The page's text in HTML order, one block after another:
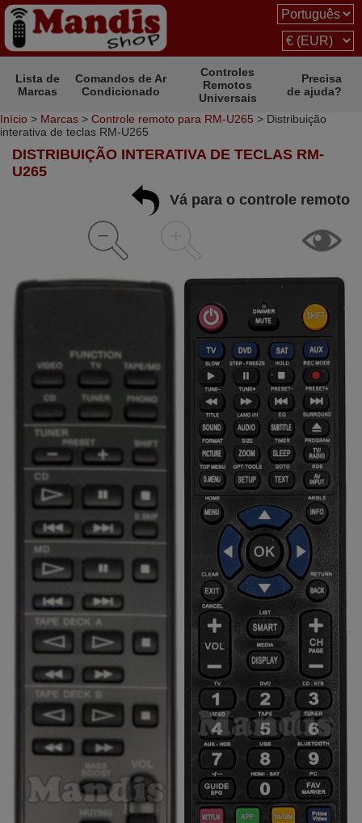
Lista de
Marcas
Comandos de Ar
Condicionado
Controles
Remotos
Universais
Precisa
de ajuda?
Início > Marcas > Controle remoto para RM-U265 > Distribuição
interativa de teclas RM-U265
DISTRIBUIÇÃO INTERATIVA DE TECLAS RM-
U265
Vá para o controle remoto